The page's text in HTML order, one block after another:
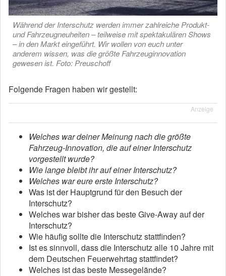
Während der Interschutz werden immer zahlreiche Produkt-
und Fahrzeugneuheiten – teilweise mit spektakulären Shows
– in den Markt eingeführt. Wir wollen von euch unter
anderem wissen, was die größte Fahrzeuginnovation
gewesen ist. Foto: Preuschoff
Folgende Fragen haben wir gestellt:
Anzeige
Welches war deiner Meinung nach die größte
Fahrzeug-Innovation, die auf einer Interschutz
vorgestellt wurde?
Wie lange bleibt ihr auf einer Interschutz?
Welches war eure erste Interschutz?
Was ist der Hauptgrund für den Besuch der
Interschutz?
Welches war bisher das beste Give-Away auf der
Interschutz?
Wie häufig sollte die Interschutz stattfinden?
Ist es sinnvoll, dass die Interschutz alle 10 Jahre mit
dem Deutschen Feuerwehrtag stattfindet?
Welches ist das beste Messegelände?